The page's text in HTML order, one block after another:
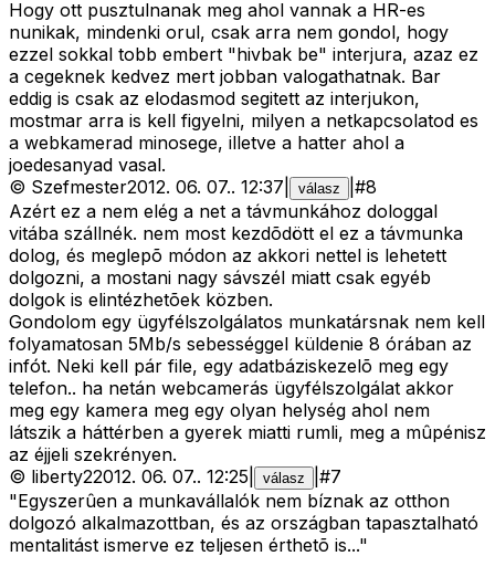
Hogy ott pusztulnanak meg ahol vannak a HR-es
nunikak, mindenki orul, csak arra nem gondol, hogy
ezzel sokkal tobb embert "hivbak be" interjura, azaz ez
a cegeknek kedvez mert jobban valogathatnak. Bar
eddig is csak az elodasmod segitett az interjukon,
mostmar arra is kell figyelni, milyen a netkapcsolatod es
a webkamerad minosege, illetve a hatter ahol a
joedesanyad vasal.
© Szefmester2012. 06. 07.. 12:37 válasz #8
Azért ez a nem elég a net a távmunkához dologgal
vitába szállnék. nem most kezdõdött el ez a távmunka
dolog, és meglepõ módon az akkori nettel is lehetett
dolgozni, a mostani nagy sávszél miatt csak egyéb
dolgok is elintézhetõek közben.
Gondolom egy ügyfélszolgálatos munkatársnak nem kell
folyamatosan 5Mb/s sebességgel küldenie 8 órában az
infót. Neki kell pár file, egy adatbáziskezelõ meg egy
telefon.. ha netán webcamerás ügyfélszolgálat akkor
meg egy kamera meg egy olyan helység ahol nem
látszik a háttérben a gyerek miatti rumli, meg a mûpénisz
az éjjeli szekrényen.
© liberty22012. 06. 07.. 12:25 válasz #7
"Egyszerûen a munkavállalók nem bíznak az otthon
dolgozó alkalmazottban, és az országban tapasztalható
mentalitást ismerve ez teljesen érthetõ is..."